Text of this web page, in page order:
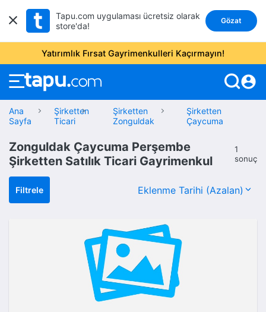
Tapu.com uygulaması ücretsiz olarak
store'da!
Gözat
Yatırımlık Fırsat Gayrimenkulleri Kaçırmayın!
account_circle
Ana
Sayfa
Şirketten
Ticari
Şirketten
Zonguldak
Şirketten
Çaycuma
Zonguldak Çaycuma Perşembe
Şirketten Satılık Ticari Gayrimenkul
1
sonuç
Filtrele